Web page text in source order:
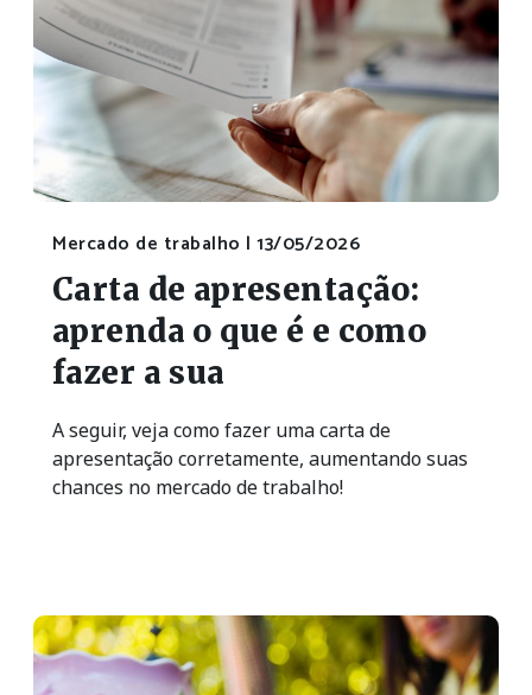
Mercado de trabalho | 13/05/2026
Carta de apresentação:
aprenda o que é e como
fazer a sua
A seguir, veja como fazer uma carta de
apresentação corretamente, aumentando suas
chances no mercado de trabalho!